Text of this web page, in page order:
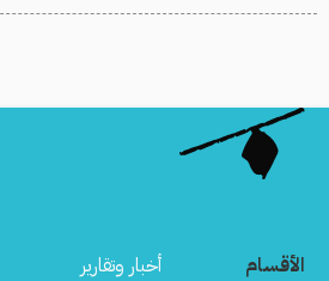
الأقسام
أخبار وتقارير